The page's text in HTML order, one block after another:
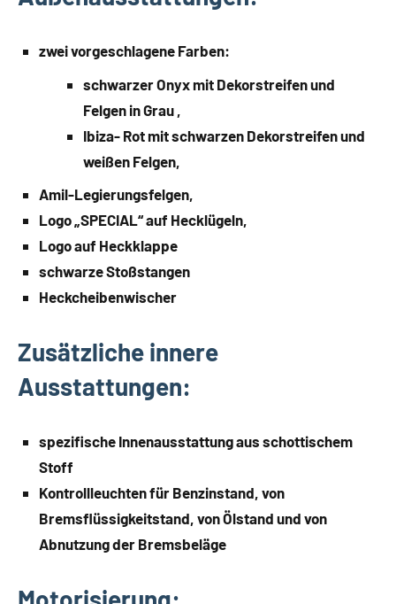
zwei vorgeschlagene Farben:
schwarzer Onyx mit Dekorstreifen und
Felgen in Grau ,
Ibiza- Rot mit schwarzen Dekorstreifen und
weißen Felgen,
Amil-Legierungsfelgen,
Logo „SPECIAL“ auf Hecklügeln,
Logo auf Heckklappe
schwarze Stoßstangen
Heckcheibenwischer
Zusätzliche innere
Ausstattungen:
spezifische Innenausstattung aus schottischem
Stoff
Kontrollleuchten für Benzinstand, von
Bremsflüssigkeitstand, von Ölstand und von
Abnutzung der Bremsbeläge